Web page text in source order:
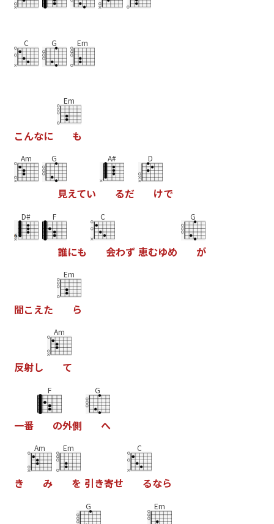
C G Em
こんなに
Em
も
Am G
見えてい
A#
るだ
D
けで
D# F
誰にも
C
会わず 恵むゆめ
G
が
聞こえた
Em
ら
反射し
Am
て
一番
F
の外側
G
へ
き
Am
み
Em
を 引き寄せ
C
るなら
G Em